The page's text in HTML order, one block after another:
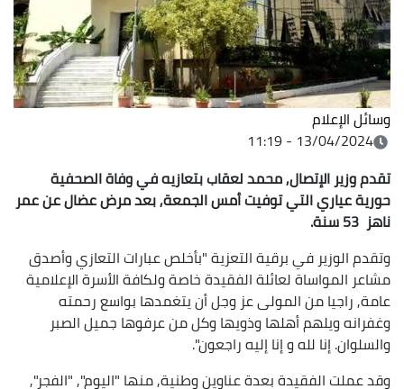
وسائل الإعلام
13/04/2024 - 11:19
تقدم وزير الإتصال, محمد لعقاب بتعازيه في وفاة الصحفية
حورية عياري التي توفيت أمس الجمعة, بعد مرض عضال عن عمر
ناهز 53 سنة.
وتقدم الوزير في برقية التعزية "بأخلص عبارات التعازي وأصدق
مشاعر المواساة لعائلة الفقيدة خاصة ولكافة الأسرة الإعلامية
عامة, راجيا من المولى عز وجل أن يتغمدها بواسع رحمته
وغفرانه ويلهم أهلها وذويها وكل من عرفوها جميل الصبر
والسلوان. إنا لله و إنا إليه راجعون".
وقد عملت الفقيدة بعدة عناوين وطنية, منها "اليوم", "الفجر",